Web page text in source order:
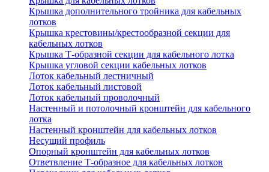
Крышка дополнительного тройника для кабельных
лотков
Крышка крестовины/крестообразной секции для
кабельных лотков
Крышка Т-образной секции для кабельного лотка
Крышка угловой секции кабельных лотков
Лоток кабельный лестничный
Лоток кабельный листовой
Лоток кабельный проволочный
Настенный и потолочный кронштейн для кабельного
лотка
Настенный кронштейн для кабельных лотков
Несущий профиль
Опорный кронштейн для кабельных лотков
Ответвление Т-образное для кабельных лотков